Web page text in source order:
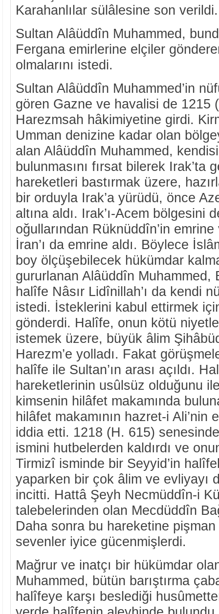
Karahanlılar sülâlesine son verildi.
Sultan Alâüddîn Muhammed,
Fergana emirlerine elçiler
olmalarını istedi.
Sultan Alâüddîn Muhammed’in
gören Gazne ve havalisi de 1215
Harezmsah hâkimiyetine girdi.
Umman denizine kadar olan
alan Alâüddîn Muhammed,
bulunmasını fırsat bilerek Irak’ta
hareketleri bastırmak üzere,
bir orduyla Irak’a yürüdü, önce
altına aldı. Irak’ı-Acem bölgesini
oğullarından Rüknüddîn’in emrine
İran’ı da emrine aldı. Böylece
boy ölçüşebilecek hükümdar
gururlanan Alâüddîn Muhammed,
halîfe Nâsır Lidînillah’ı da kendi
istedi. İsteklerini kabul ettirmek
gönderdi. Halîfe, onun kötü
istemek üzere, büyük âlim
Harezm’e yolladı. Fakat
halîfe ile Sultan’ın arası açıldı.
hareketlerinin usûlsüz olduğunu
kimsenin hilâfet makamında
hilâfet makamının hazret-i Ali’nin
iddia etti. 1218 (H. 615) senesinde
ismini hutbelerden kaldırdı ve
Tirmizî isminde bir Seyyid’in
yaparken bir çok âlim ve evliyayı
incitti. Hattâ Şeyh Necmüddîn-i
talebelerinden olan Mecdüddîn
Daha sonra bu hareketine
sevenler iyice gücenmişlerdi.
Mağrur ve inatçı bir hükümdar
Muhammed, bütün barıştırma
halîfeye karşı beslediği